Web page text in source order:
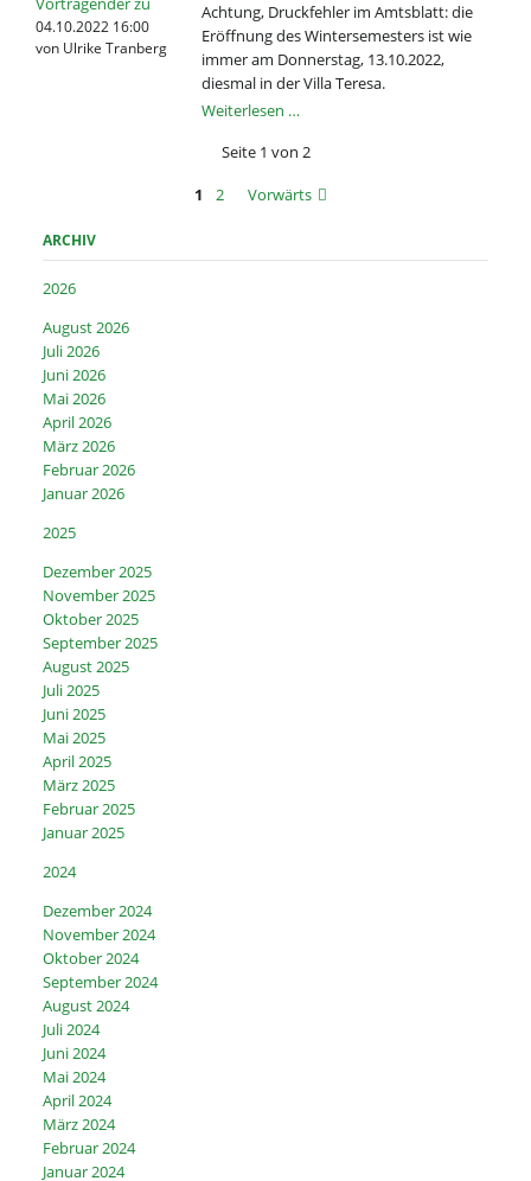
04.10.2022 16:00
von Ulrike Tranberg
Achtung, Druckfehler im Amtsblatt: die
Eröffnung des Wintersemesters ist wie
immer am Donnerstag, 13.10.2022,
diesmal in der Villa Teresa.
Weiterlesen …Bürgerakademie
Programmänderung
Seite 1 von 2
1
2 Vorwärts
ARCHIV
2026
August 2026
Juli 2026
Juni 2026
Mai 2026
April 2026
März 2026
Februar 2026
Januar 2026
2025
Dezember 2025
November 2025
Oktober 2025
September 2025
August 2025
Juli 2025
Juni 2025
Mai 2025
April 2025
März 2025
Februar 2025
Januar 2025
2024
Dezember 2024
November 2024
Oktober 2024
September 2024
August 2024
Juli 2024
Juni 2024
Mai 2024
April 2024
März 2024
Februar 2024
Januar 2024